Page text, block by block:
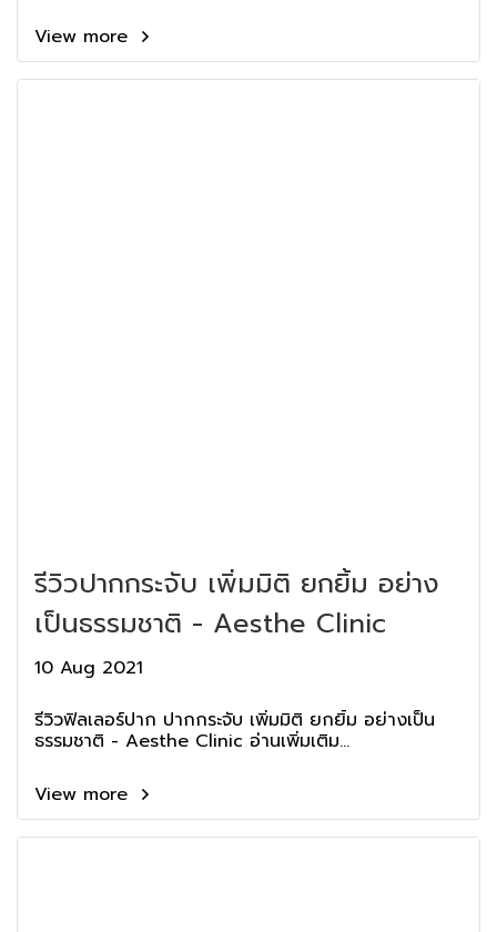
View more
รีวิวปากกระจับ เพิ่มมิติ ยกยิ้ม อย่าง
เป็นธรรมชาติ - Aesthe Clinic
10 Aug 2021
รีวิวฟิลเลอร์ปาก ปากกระจับ เพิ่มมิติ ยกยิ้ม อย่างเป็น
ธรรมชาติ - Aesthe Clinic อ่านเพิ่มเติม...
View more